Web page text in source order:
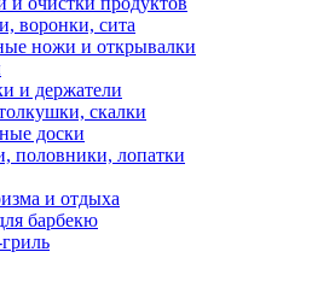
воронки, сита
ножи и открывалки
и держатели
скалки
доски
половники, лопатки
и отдыха
барбекю